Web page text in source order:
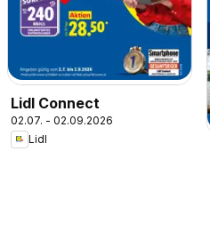
Lidl Connect
02.07. - 02.09.2026
Lidl